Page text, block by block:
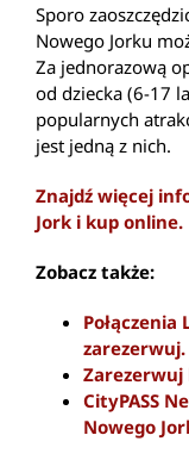
Sporo
Nowego Jorku
Za jednorazową
od dziecka (6-17
popularnych
jest jedną z nich.
Znajdź więcej
Jork i kup online.
Zobacz także:
Połączenia
zarezerwuj.
Zarezerwuj
CityPASS
Nowego